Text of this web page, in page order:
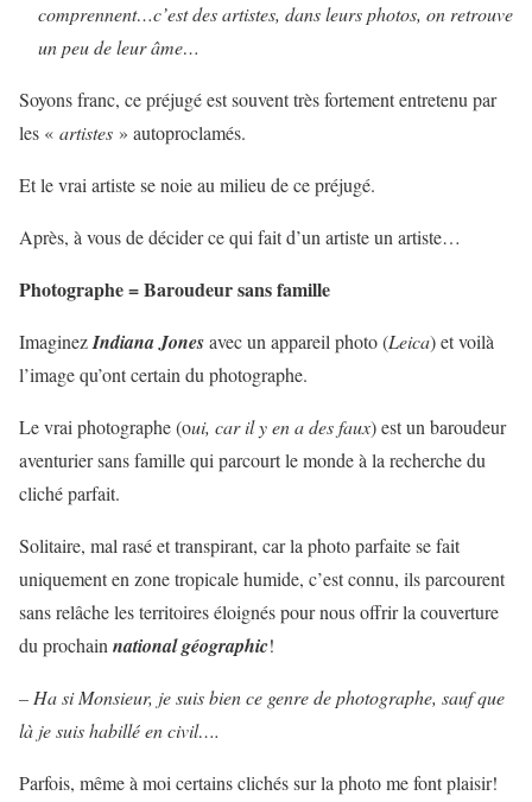
comprennent…c’est des artistes, dans leurs photos, on retrouve
un peu de leur âme…
Soyons franc, ce préjugé est souvent très fortement entretenu par
les « artistes » autoproclamés.
Et le vrai artiste se noie au milieu de ce préjugé.
Après, à vous de décider ce qui fait d’un artiste un artiste…
Photographe = Baroudeur sans famille
ImaginezIndiana Jonesavec un appareil photo (Leica) et voilà
l’image qu’ont certain du photographe.
Le vrai photographe (oui, car il y en a des faux) est un baroudeur
aventurier sans famille qui parcourt le monde à la recherche du
cliché parfait.
Solitaire, mal rasé et transpirant, car la photo parfaite se fait
uniquement en zone tropicale humide, c’est connu, ils parcourent
sans relâche les territoires éloignés pour nous offrir la couverture
du prochainnational géographic!
– Ha si Monsieur, je suis bien ce genre de photographe, sauf que
là je suis habillé en civil….
Parfois, même à moi certains clichés sur la photo me font plaisir!